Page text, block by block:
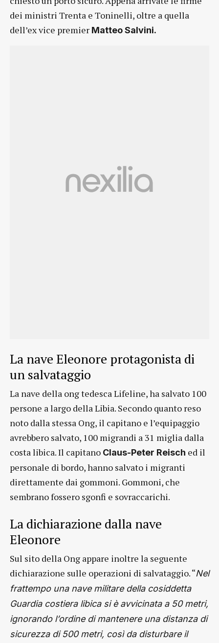
dei ministri Trenta e Toninelli, oltre a quella
dell’ex vice premier Matteo Salvini.
La nave Eleonore protagonista di
un salvataggio
La nave della ong tedesca Lifeline, ha salvato 100
persone a largo della Libia. Secondo quanto reso
noto dalla stessa Ong, il capitano e l’equipaggio
avrebbero salvato, 100 migrandi a 31 miglia dalla
costa libica. Il capitano Claus-Peter Reisch ed il
personale di bordo, hanno salvato i migranti
direttamente dai gommoni. Gommoni, che
sembrano fossero sgonfi e sovraccarichi.
La dichiarazione dalla nave
Eleonore
Sul sito della Ong appare inoltre la seguente
dichiarazione sulle operazioni di salvataggio. “Nel
frattempo una nave militare della cosiddetta
Guardia costiera libica si è avvicinata a 50 metri,
ignorando l’ordine di mantenere una distanza di
sicurezza di 500 metri, così da disturbare il